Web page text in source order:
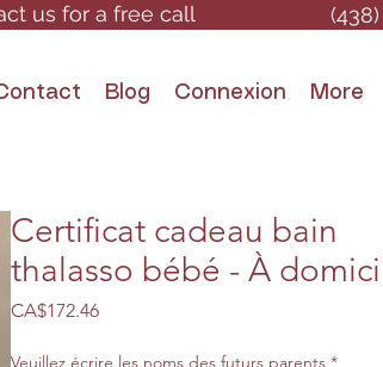
Blog Connexion More
us for a free call
Certificat cadeau bain
thalasso bébé - À
CA$172.46Price
Veuillez écrire les noms des futurs parents *